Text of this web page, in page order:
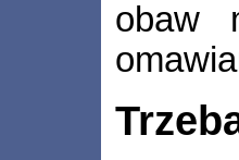
obaw